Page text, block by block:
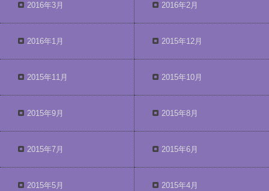
2016年3月 2016年2月
2016年1月 2015年12月
2015年11月 2015年10月
2015年9月 2015年8月
2015年7月 2015年6月
2015年5月 2015年4月